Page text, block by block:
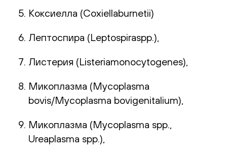
Коксиелла (Coxiellaburnetii)
Лептоспира (Leptospiraspp.),
Листерия (Listeriamonocytogenes),
Микоплазма (Mycoplasma
bovis/Mycoplasma bovigenitalium),
Микоплазма (Mycoplasma spp.,
Ureaplasma spp.),